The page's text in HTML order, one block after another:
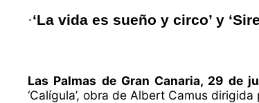
·‘La vida es sueño y circo’ y
Las Palmas de Gran Canaria, 29 de
‘Calígula’, obra de Albert Camus